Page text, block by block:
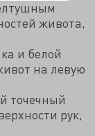
живота,
и белой
на левую
точечный
рук,